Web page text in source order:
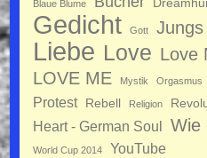
Blaue Blume
Gedicht Gott
Liebe Love Love
LOVE ME
Mystik Orgasmus
Protest
Rebell Religion
Heart - German Soul Wie
World Cup 2014 YouTube